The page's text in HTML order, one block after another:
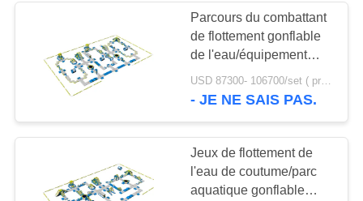
Aréna de paintball
11
Parcours du combattant
de flottement gonflable
de l'eau/équipement
terrain de jeu de parc
aquatique
USD 87300- 106700/set ( price just for reference, detailed prices need to be confirmed) MOQ:1 pc
- JE NE SAIS PAS.
Jeux de flottement de
l'eau de coutume/parc
aquatique gonflable